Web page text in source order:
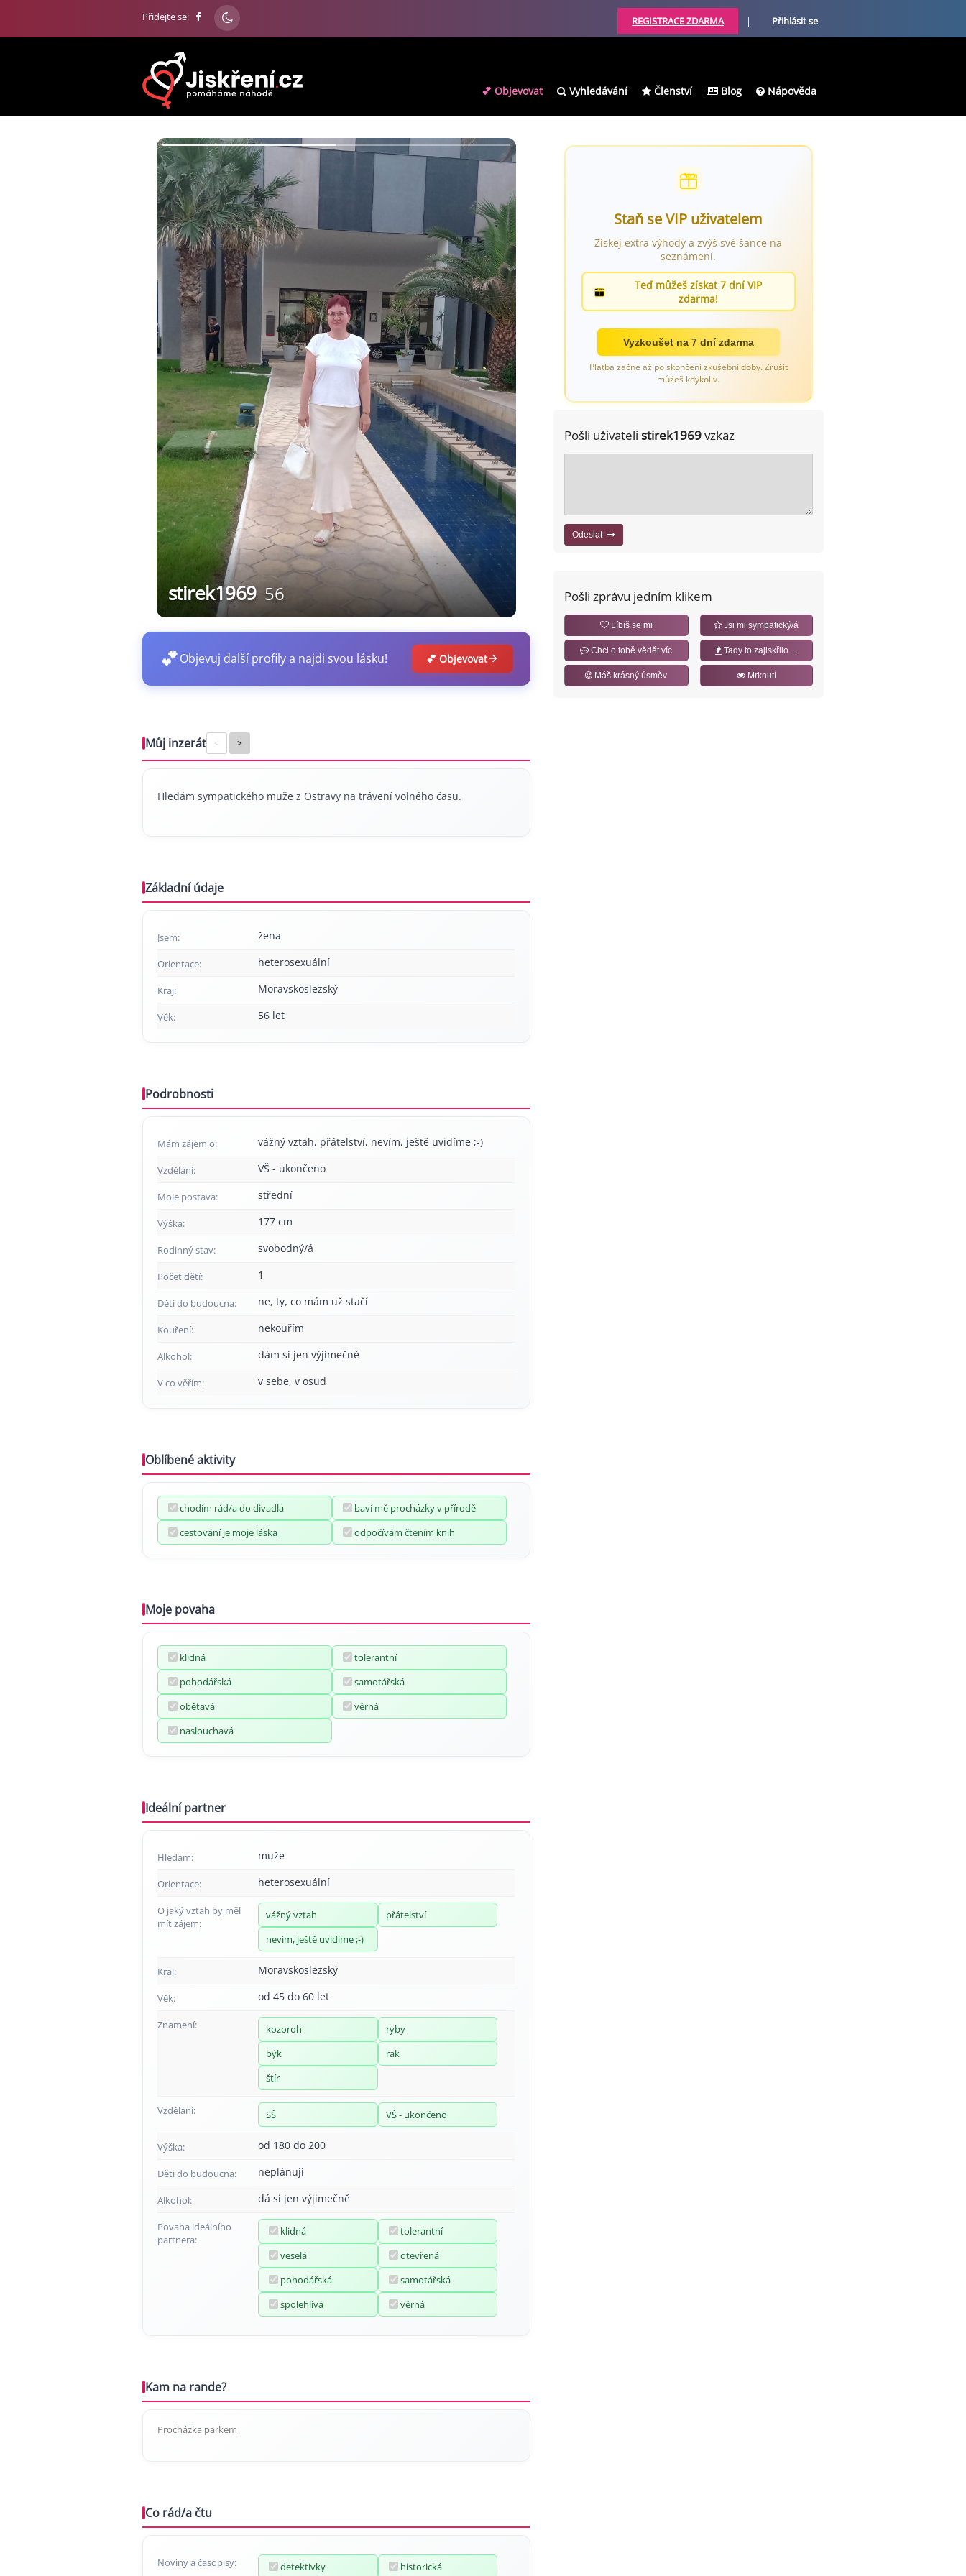
Přidejte se: REGISTRACE ZDARMA | Přihlásit se
💕 Objevovat Vyhledávání Členství Blog Nápověda
stirek1969 56
💕Objevuj další profily a najdi svou lásku! 💕 Objevovat
Můj inzerát < >
Hledám sympatického muže z Ostravy na trávení volného času.
Základní údaje
Jsem: žena
Orientace: heterosexuální
Kraj: Moravskoslezský
Věk: 56 let
Podrobnosti
Mám zájem o: vážný vztah, přátelství, nevím, ještě uvidíme ;-)
Vzdělání: VŠ - ukončeno
Moje postava: střední
Výška: 177 cm
Rodinný stav: svobodný/á
Počet dětí: 1
Děti do budoucna: ne, ty, co mám už stačí
Kouření: nekouřím
Alkohol: dám si jen výjimečně
V co věřím: v sebe, v osud
Oblíbené aktivity
chodím rád/a do divadla
baví mě procházky v přírodě
cestování je moje láska
odpočívám čtením knih
Moje povaha
klidná
tolerantní
pohodářská
samotářská
obětavá
věrná
naslouchavá
Ideální partner
Hledám: muže
Orientace: heterosexuální
O jaký vztah by měl
mít zájem:
vážný vztah
přátelství
nevím, ještě uvidíme ;-)
Kraj: Moravskoslezský
Věk: od 45 do 60 let
Znamení: kozoroh
ryby
býk
rak
štír
Vzdělání: SŠ VŠ - ukončeno
Výška: od 180 do 200
Děti do budoucna: neplánuji
Alkohol: dá si jen výjimečně
Povaha ideálního
partnera:
klidná
tolerantní
veselá
otevřená
pohodářská
samotářská
spolehlivá
věrná
Kam na rande?
Procházka parkem
Co rád/a čtu
Noviny a časopisy: detektivky historická
Staň se VIP uživatelem
Získej extra výhody a zvýš své šance na
seznámení.
Teď můžeš získat 7 dní VIP
zdarma!
Vyzkoušet na 7 dní zdarma
Platba začne až po skončení zkušební doby. Zrušit
můžeš kdykoliv.
Pošli uživateli stirek1969vzkaz
Odeslat
Pošli zprávu jedním klikem
Líbíš se mi Jsi mi sympatický/á
Chci o tobě vědět víc Tady to zajiskřilo ...
Máš krásný úsměv Mrknutí